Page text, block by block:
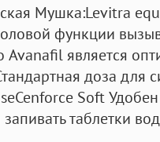
Мушка:Levitra
функции
Avanafil является
доза для
Soft
таблетки